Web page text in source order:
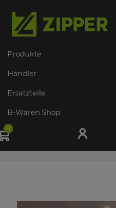
Produkte
Händler
Ersatzteile
B-Waren Shop
0